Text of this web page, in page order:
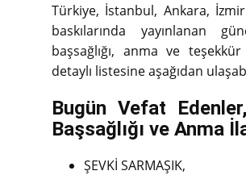
Türkiye, İstanbul, Ankara,
baskılarında yayınlanan
başsağlığı, anma ve teşekkür
detaylı listesine aşağıdan
Bugün Vefat
Başsağlığı ve Anma
ŞEVKİ SARMAŞIK,